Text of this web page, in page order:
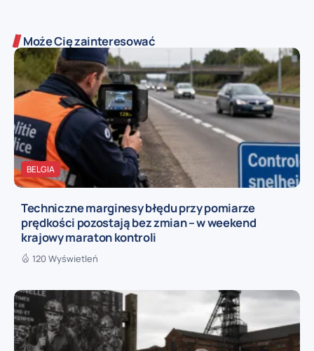
Może Cię zainteresować
BELGIA
Techniczne marginesy błędu przy pomiarze
prędkości pozostają bez zmian – w weekend
krajowy maraton kontroli
120 Wyświetleń